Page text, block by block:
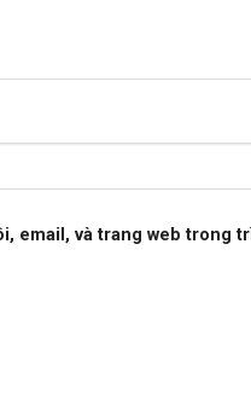
email, và trang web trong